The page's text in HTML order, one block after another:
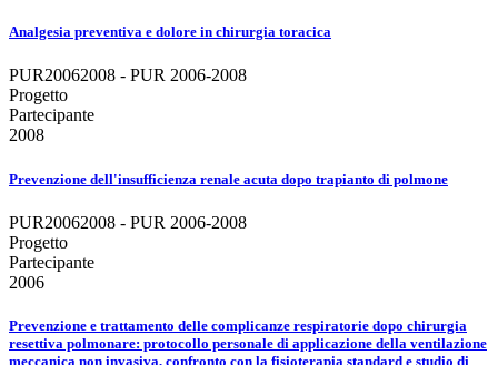
Analgesia preventiva e dolore in chirurgia toracica
PUR20062008 - PUR 2006-2008
Progetto
Partecipante
2008
Prevenzione dell'insufficienza renale acuta dopo trapianto di polmone
PUR20062008 - PUR 2006-2008
Progetto
Partecipante
2006
Prevenzione e trattamento delle complicanze respiratorie dopo chirurgia
resettiva polmonare: protocollo personale di applicazione della ventilazione
meccanica non invasiva, confronto con la fisioterapia standard e studio di